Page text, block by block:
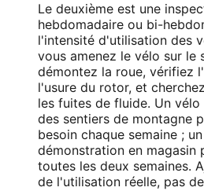
Le deuxième est une
hebdomadaire ou bi-
l'intensité d'utilisation des
vous amenez le vélo sur le
démontez la roue, vérifiez
l'usure du rotor, et
les fuites de fluide. Un
des sentiers de montagne
besoin chaque semaine ;
démonstration en magasin
toutes les deux semaines.
de l'utilisation réelle, pas